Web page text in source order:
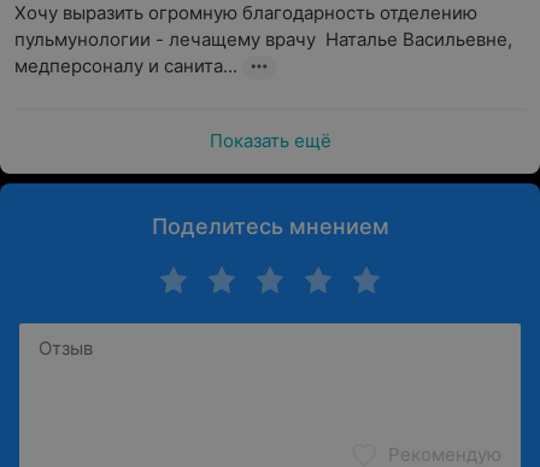
Хочу выразить огромную благодарность отделению
пульмунологии - лечащему врачу  Наталье Васильевне,
медперсоналу и санита...
Показать ещё
Поделитесь мнением
Рекомендую